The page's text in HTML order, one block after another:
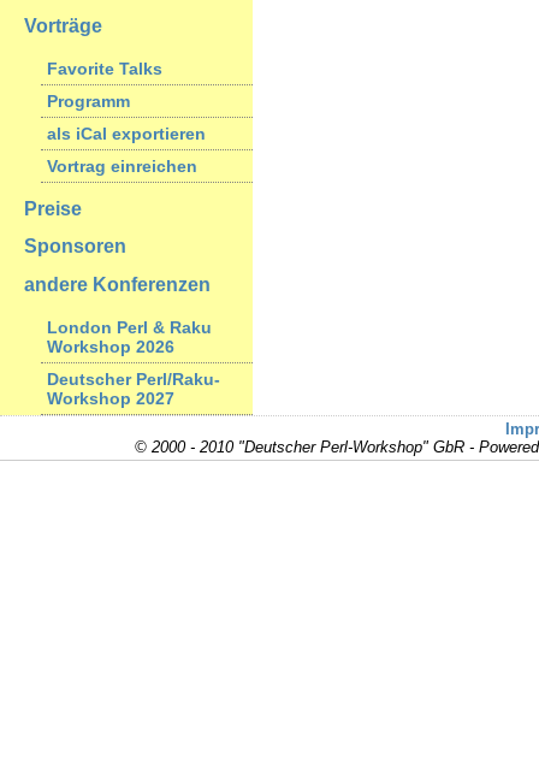
Vorträge
Favorite Talks
Programm
als iCal exportieren
Vortrag einreichen
Preise
Sponsoren
andere Konferenzen
London Perl & Raku
Workshop 2026
Deutscher Perl/Raku-
Workshop 2027
© 2000 - 2010 "Deutscher Perl-Workshop" GbR -